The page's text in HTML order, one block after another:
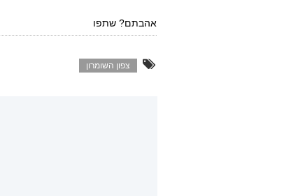
אהבתם? שתפו
צפון השומרון